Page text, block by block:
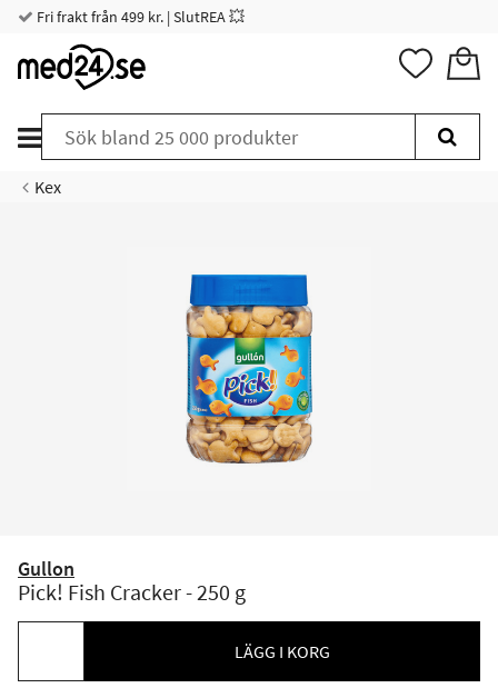
Fri frakt från 499 kr. | SlutREA 💥
Kex
Gullon
Pick! Fish Cracker - 250 g
LÄGG I KORG